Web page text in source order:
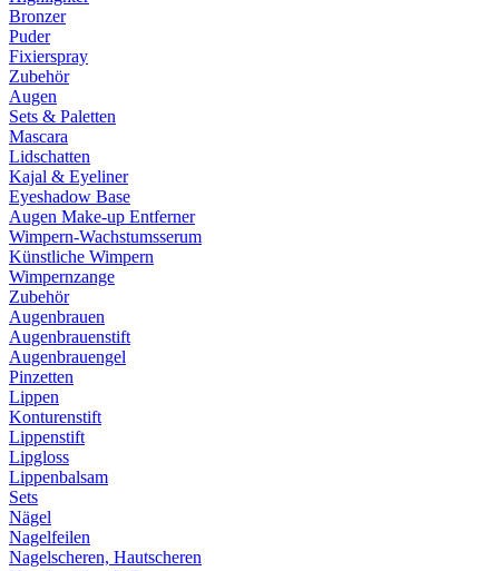
Bronzer
Puder
Fixierspray
Zubehör
Augen
Sets & Paletten
Mascara
Lidschatten
Kajal & Eyeliner
Eyeshadow Base
Augen Make-up Entferner
Wimpern-Wachstumsserum
Künstliche Wimpern
Wimpernzange
Zubehör
Augenbrauen
Augenbrauenstift
Augenbrauengel
Pinzetten
Lippen
Konturenstift
Lippenstift
Lipgloss
Lippenbalsam
Sets
Nägel
Nagelfeilen
Nagelscheren, Hautscheren